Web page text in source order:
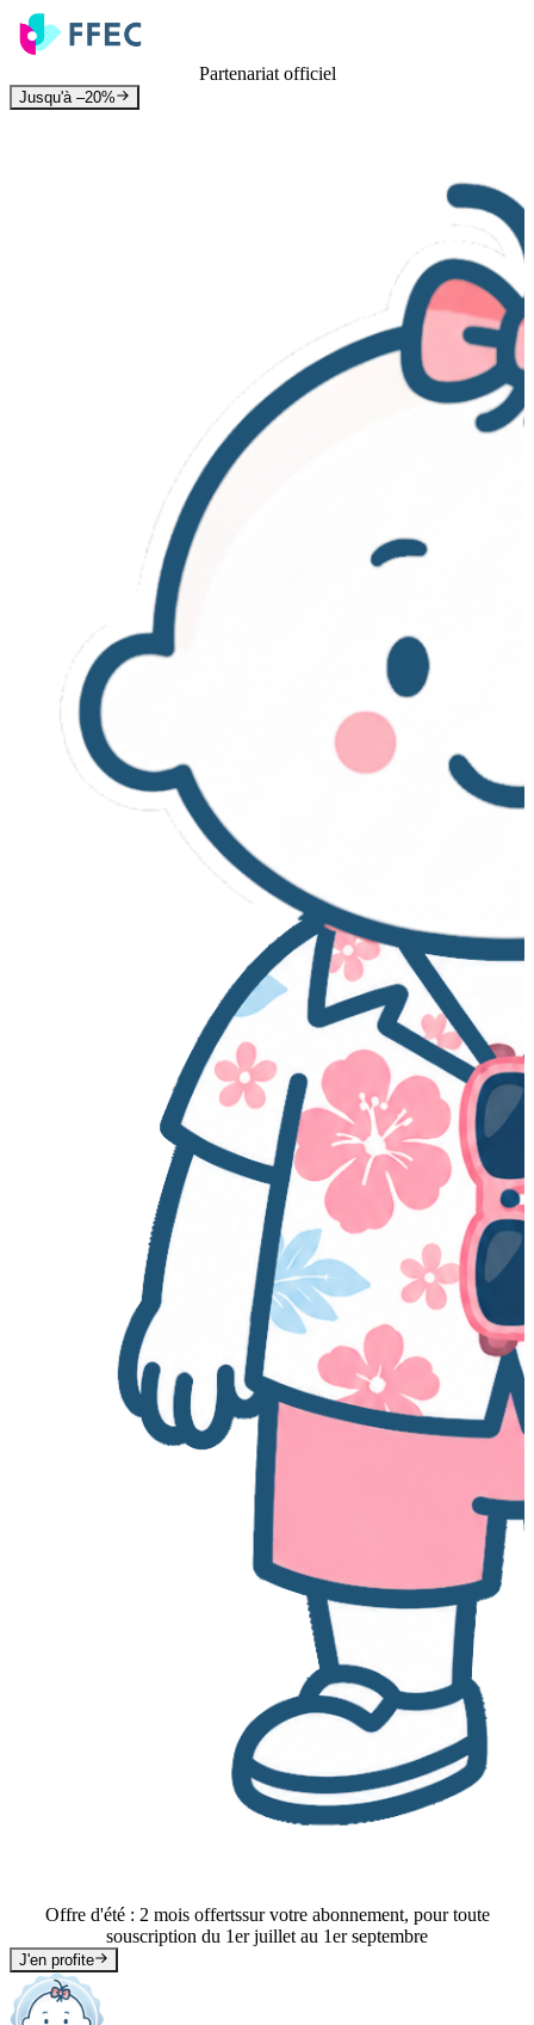
Partenariat officiel
Jusqu'à –20%
Offre d'été : 2 mois offertssur votre abonnement, pour toute
souscription du 1er juillet au 1er septembre
J'en profite